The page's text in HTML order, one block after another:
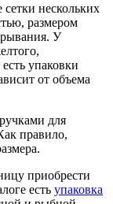
нескольких
размером
У
упаковки
от объема
для
правило,
приобрести
есть упаковка